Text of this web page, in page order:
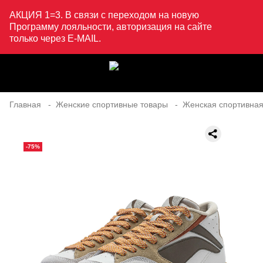
АКЦИЯ 1=3. В связи с переходом на новую
Программу лояльности, авторизация на сайте
только через E-MAIL.
Главная Женские спортивные товары Женская
-75%